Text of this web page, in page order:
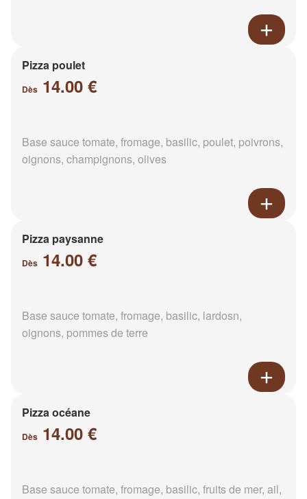
Pizza poulet
Dès 14.00 €
Base sauce tomate, fromage, basilic, poulet, poivrons,
oignons, champignons, olives
Pizza paysanne
Dès 14.00 €
Base sauce tomate, fromage, basilic, lardosn,
oignons, pommes de terre
Pizza océane
Dès 14.00 €
Base sauce tomate, fromage, basilic, fruits de mer, ail,